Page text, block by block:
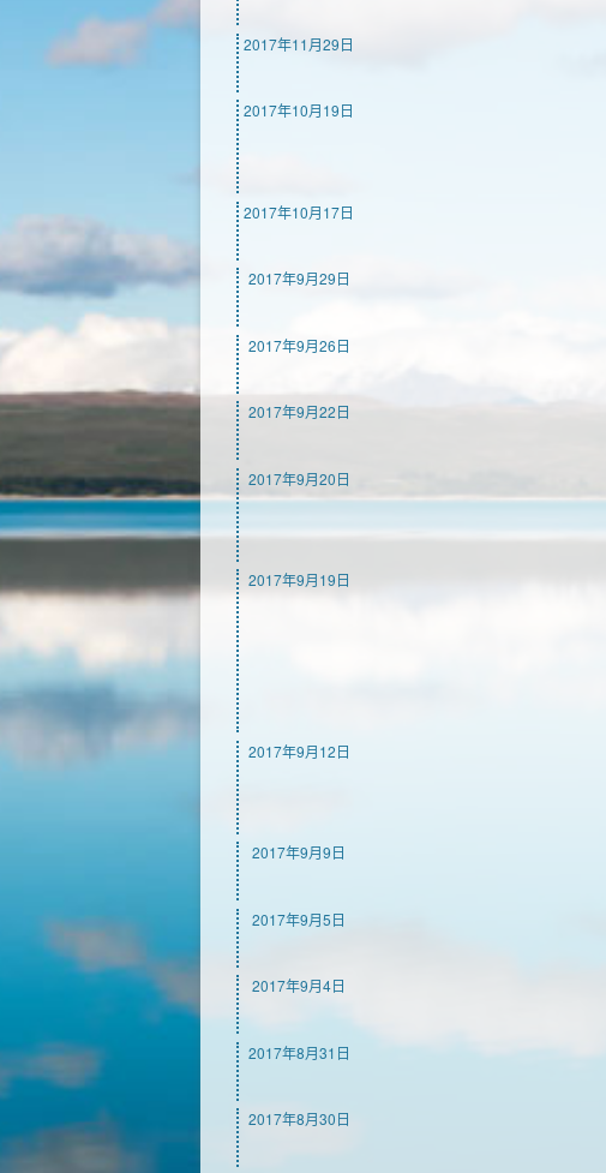
2017年11月29日
2017年10月19日
2017年10月17日
2017年9月29日
2017年9月26日
2017年9月22日
2017年9月20日
2017年9月19日
2017年9月12日
2017年9月9日
2017年9月5日
2017年9月4日
2017年8月31日
2017年8月30日